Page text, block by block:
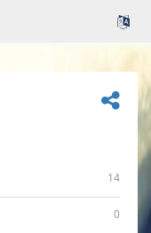
14
0